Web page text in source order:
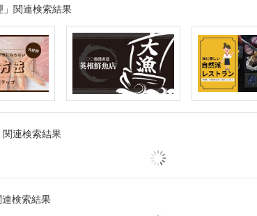
」関連検索結果
関連検索結果
検索結果